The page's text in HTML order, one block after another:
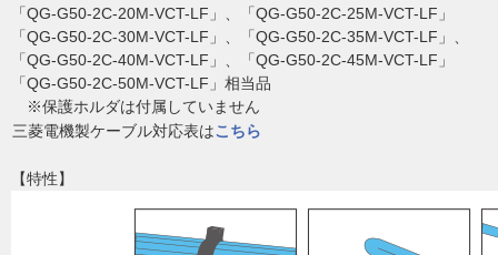
「QG-G50-2C-20M-VCT-LF」、「QG-G50-2C-25M-VCT-LF」
「QG-G50-2C-30M-VCT-LF」、「QG-G50-2C-35M-VCT-LF」、
「QG-G50-2C-40M-VCT-LF」、「QG-G50-2C-45M-VCT-LF」
「QG-G50-2C-50M-VCT-LF」相当品
※保護ホルダは付属していません
三菱電機製ケーブル対応表はこちら
【特性】